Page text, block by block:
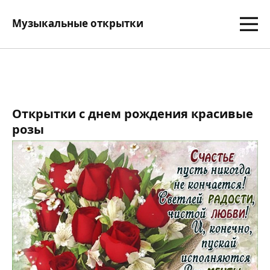
Музыкальные открытки
Открытки с днем рождения красивые
розы